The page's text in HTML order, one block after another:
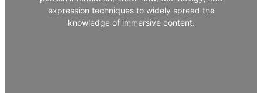
expression techniques to widely spread the
knowledge of immersive content.